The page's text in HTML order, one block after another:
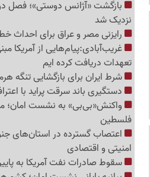
بازگشت «آژانس دوستی»؛ فصل
نزدیک شد
رایزنی مصر و عراق برای احداث
غریب‌آبادی:پیام‌هایی از آمریکا
تعهدات دریافت کرده ایم
شرط ایران برای بازگشایی تنگه
دستگیری باند سرقت پراید با اعتراف به 30
واکنش«بی‌بی» به نشست امان؛
فلسطین
اعتصاب گسترده در استان‌های
امنیتی و اقتصادی
سقوط صادرات نفت آمریکا به پایین‌ترین